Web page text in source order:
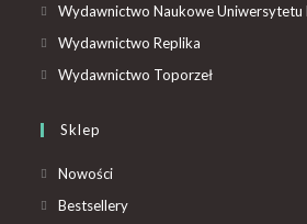
Wydawnictwo Naukowe Uniwersytetu
Wydawnictwo Replika
Wydawnictwo Toporzeł
Sklep
Nowości
Bestsellery